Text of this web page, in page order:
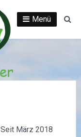
Menü
Seit März 2018